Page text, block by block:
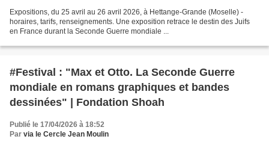
Expositions, du 25 avril au 26 avril 2026, à Hettange-Grande (Moselle) -
horaires, tarifs, renseignements. Une exposition retrace le destin des Juifs
en France durant la Seconde Guerre mondiale ...
#Festival : "Max et Otto. La Seconde Guerre
mondiale en romans graphiques et bandes
dessinées" | Fondation Shoah
Publié le 17/04/2026 à 18:52
Par via le Cercle Jean Moulin